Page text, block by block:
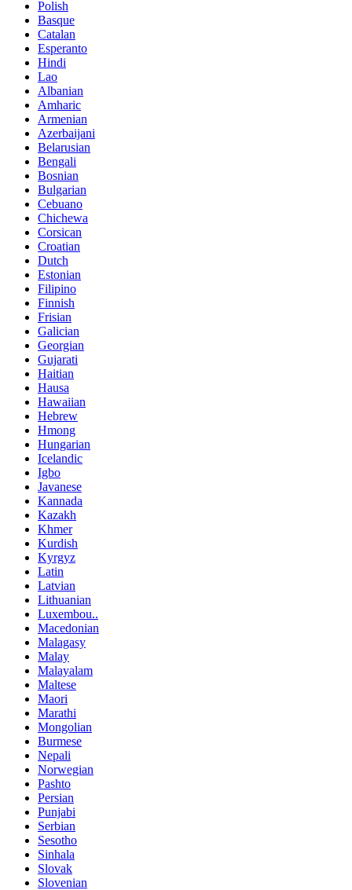
Polish
Basque
Catalan
Esperanto
Hindi
Lao
Albanian
Amharic
Armenian
Azerbaijani
Belarusian
Bengali
Bosnian
Bulgarian
Cebuano
Chichewa
Corsican
Croatian
Dutch
Estonian
Filipino
Finnish
Frisian
Galician
Georgian
Gujarati
Haitian
Hausa
Hawaiian
Hebrew
Hmong
Hungarian
Icelandic
Igbo
Javanese
Kannada
Kazakh
Khmer
Kurdish
Kyrgyz
Latin
Latvian
Lithuanian
Luxembou..
Macedonian
Malagasy
Malay
Malayalam
Maltese
Maori
Marathi
Mongolian
Burmese
Nepali
Norwegian
Pashto
Persian
Punjabi
Serbian
Sesotho
Sinhala
Slovak
Slovenian